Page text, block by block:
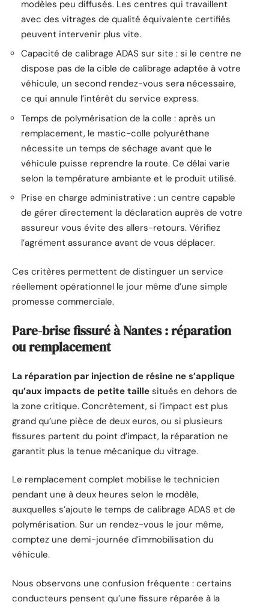
modèles peu diffusés. Les centres qui travaillent
avec des vitrages de qualité équivalente certifiés
peuvent intervenir plus vite.
Capacité de calibrage ADAS sur site : si le centre ne
dispose pas de la cible de calibrage adaptée à votre
véhicule, un second rendez-vous sera nécessaire,
ce qui annule l’intérêt du service express.
Temps de polymérisation de la colle : après un
remplacement, le mastic-colle polyuréthane
nécessite un temps de séchage avant que le
véhicule puisse reprendre la route. Ce délai varie
selon la température ambiante et le produit utilisé.
Prise en charge administrative : un centre capable
de gérer directement la déclaration auprès de votre
assureur vous évite des allers-retours. Vérifiez
l’agrément assurance avant de vous déplacer.
Ces critères permettent de distinguer un service
réellement opérationnel le jour même d’une simple
promesse commerciale.
Pare-brise fissuré à Nantes : réparation
ou remplacement
La réparation par injection de résine ne s’applique
qu’aux impacts de petite taille situés en dehors de
la zone critique. Concrètement, si l’impact est plus
grand qu’une pièce de deux euros, ou si plusieurs
fissures partent du point d’impact, la réparation ne
garantit plus la tenue mécanique du vitrage.
Le remplacement complet mobilise le technicien
pendant une à deux heures selon le modèle,
auxquelles s’ajoute le temps de calibrage ADAS et de
polymérisation. Sur un rendez-vous le jour même,
comptez une demi-journée d’immobilisation du
véhicule.
Nous observons une confusion fréquente : certains
conducteurs pensent qu’une fissure réparée à la